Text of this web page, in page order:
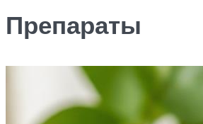
Препараты